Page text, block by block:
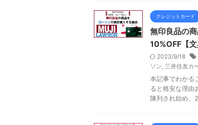
クレジットカード
無印良品の
10%OFF【
2023/9/18
ソン, 三井住友カ
本記事でわかる
ると格安な理由
陳列され始め、